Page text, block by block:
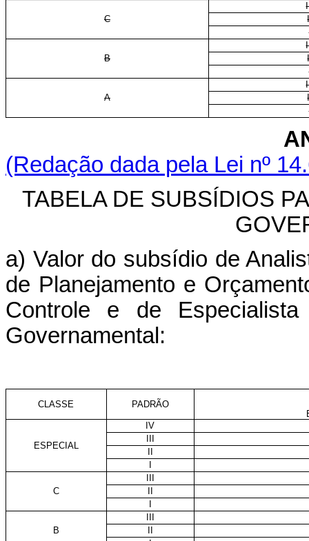
C
B
A
(Redação dada pela Lei nº
TABELA DE SUBSÍDIOS
a) Valor do subsídio de
de Planejamento e
Controle e de
Governamental:
CLASSE
PADRÃO
ESPECIAL
IV
C
B